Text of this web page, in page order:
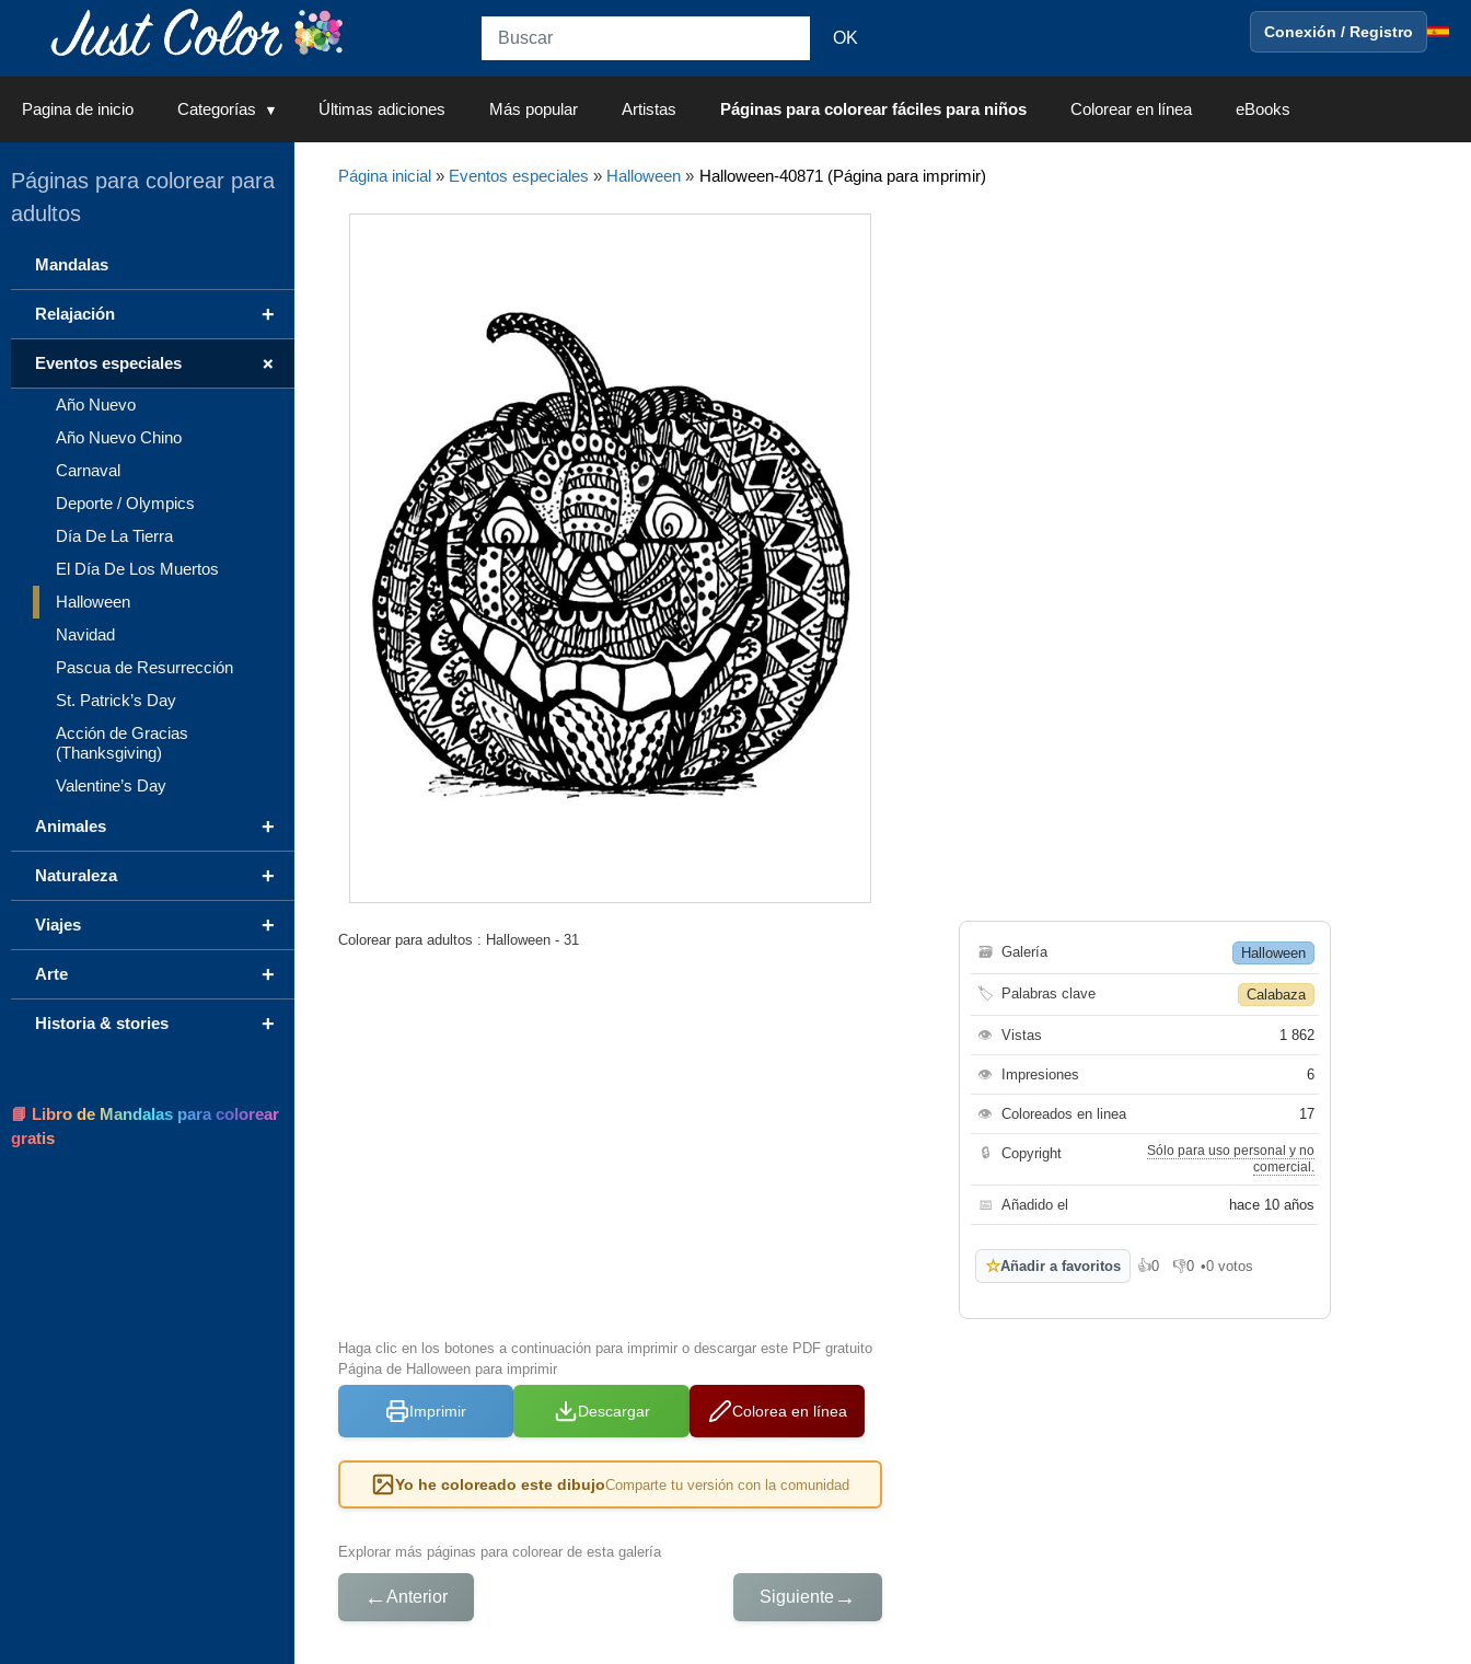
Conexión / Registro
Pagina de inicio Categorías Últimas adiciones Más popular Artistas Páginas para colorear fáciles para niños Colorear en línea eBooks
Página inicial» Eventos especiales » Halloween» Halloween-40871 (Página para imprimir)
Colorear para adultos : Halloween - 31
Haga clic en los botones a continuación para imprimir o descargar este PDF gratuito
Página de Halloween para imprimir
Imprimir Descargar Colorea en línea
Yo he coloreado este dibujoComparte tu versión con la comunidad
Explorar más páginas para colorear de esta galería
← Anterior Siguiente →
🗃 Galería Halloween
🏷 Palabras clave Calabaza
👁 Vistas 1 862
👁 Impresiones 6
👁 Coloreados en linea 17
🔒 Copyright
Sólo para uso personal y no
comercial.
📅 Añadido el hace 10 años
☆Añadir a favoritos 👍0
Me gusta
👎0
No me gusta
•0 votos
Páginas para colorear para
adultos
Mandalas
+
Relajación
+
Eventos especiales
Año Nuevo
Año Nuevo Chino
Carnaval
Deporte / Olympics
Día De La Tierra
El Día De Los Muertos
Halloween
Navidad
Pascua de Resurrección
St. Patrick’s Day
Acción de Gracias
(Thanksgiving)
Valentine’s Day
+
Animales
+
Naturaleza
+
Viajes
+
Arte
+
Historia & stories
📘 Libro de Mandalas para colorear
gratis